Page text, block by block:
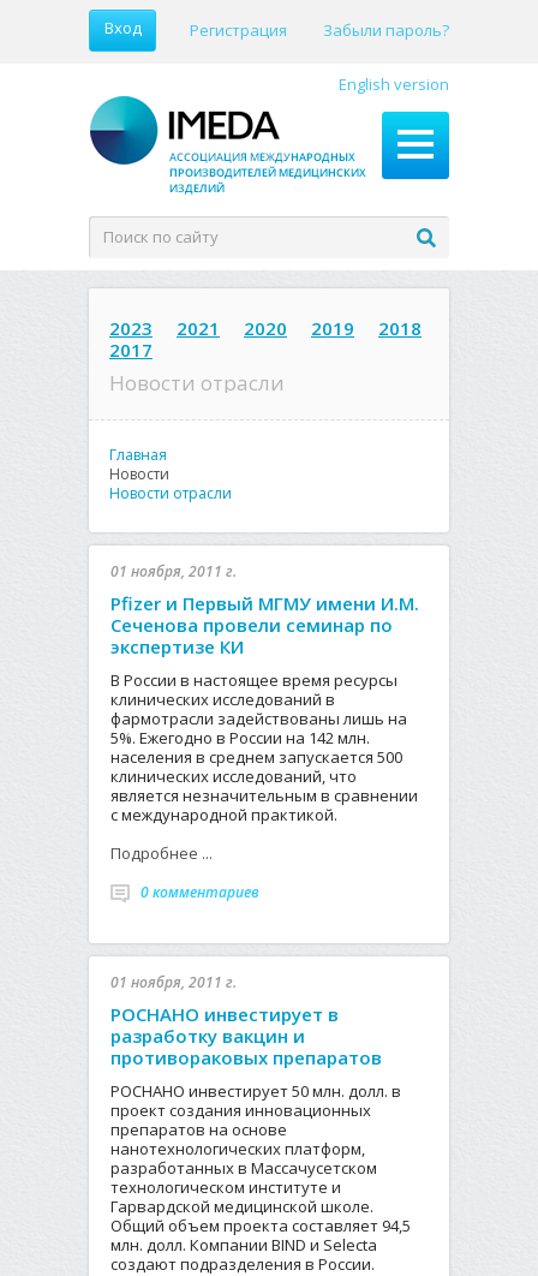
Вход Регистрация Забыли пароль?
English version
2023 2021 2020 2019
2018
2017
Новости отрасли
Главная
Новости
Новости отрасли
01 ноября, 2011 г.
Pfizer и Первый МГМУ имени И.М.
Сеченова провели семинар по
экспертизе КИ
В России в настоящее время ресурсы
клинических исследований в
фармотрасли задействованы лишь на
5%. Ежегодно в России на 142 млн.
населения в среднем запускается 500
клинических исследований, что
является незначительным в сравнении
с международной практикой.
Подробнее ...
0 комментариев
01 ноября, 2011 г.
РОСНАНО инвестирует в
разработку вакцин и
противораковых препаратов
РОСНАНО инвестирует 50 млн. долл. в
проект создания инновационных
препаратов на основе
нанотехнологических платформ,
разработанных в Массачусетском
технологическом институте и
Гарвардской медицинской школе.
Общий объем проекта составляет 94,5
млн. долл. Компании BIND и Selecta
создают подразделения в России.